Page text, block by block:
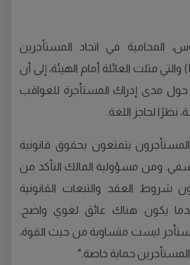
المحامية في اتحاد المستأجرين
(Hyresgästföreningen) والتي مثلت العائلة أمام الهيئة، إلى أن
حول مدى إدراك المستأجرة للعواقب
نظرًا لحاجز اللغة.
يتمتعون بحقوق قانونية
ومن مسؤولية المالك التأكد من
شروط العقد والتبعات القانونية
يكون هناك عائق لغوي واضح.
ليست متساوية من حيث القوة،
حماية خاصة."